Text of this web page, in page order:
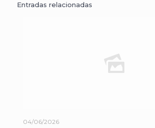
Entradas relacionadas
04/06/2026